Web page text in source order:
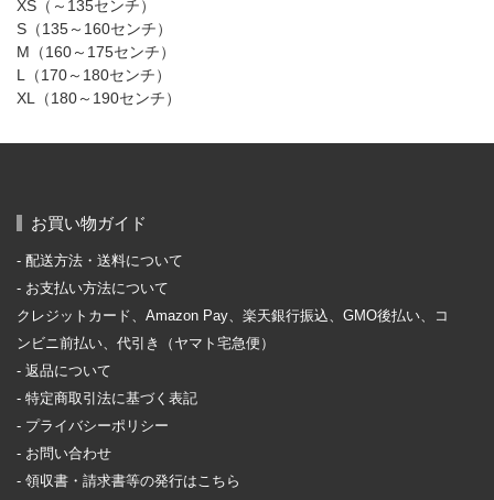
XS（～135センチ）
S（135～160センチ）
M（160～175センチ）
L（170～180センチ）
XL（180～190センチ）
お買い物ガイド
配送方法・送料について
お支払い方法について
クレジットカード、Amazon Pay、楽天銀行振込、GMO後払い、コ
ンビニ前払い、代引き（ヤマト宅急便）
返品について
特定商取引法に基づく表記
プライバシーポリシー
お問い合わせ
領収書・請求書等の発行はこちら